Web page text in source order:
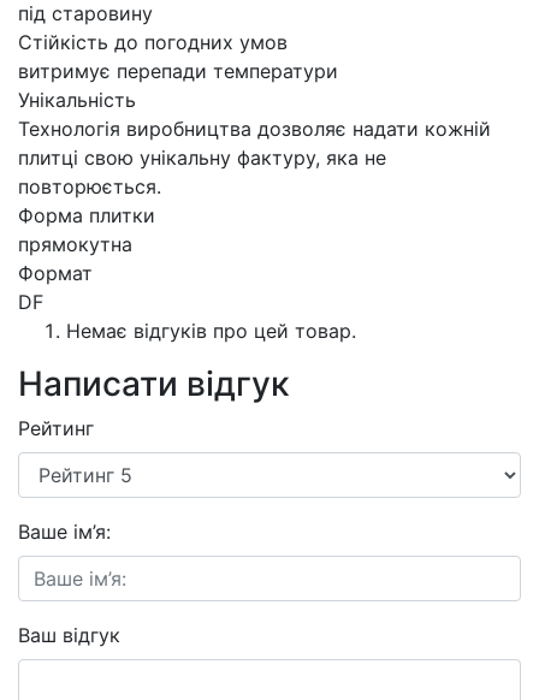
під старовину
Стійкість до погодних умов
витримує перепади температури
Унікальність
Технологія виробництва дозволяє надати кожній
плитці свою унікальну фактуру, яка не
повторюється.
Форма плитки
прямокутна
Формат
DF
Немає відгуків про цей товар.
Написати відгук
Рейтинг
Ваше ім’я:
Ваш відгук